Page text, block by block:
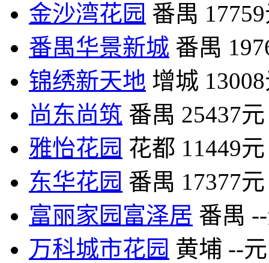
金沙湾花园 番禺
番禺华景新城 番禺
锦绣新天地 增城
尚东尚筑 番禺 25437元
雅怡花园 花都 11449元
东华花园 番禺 17377元
富丽家园富泽居 番禺
万科城市花园 黄埔 --元